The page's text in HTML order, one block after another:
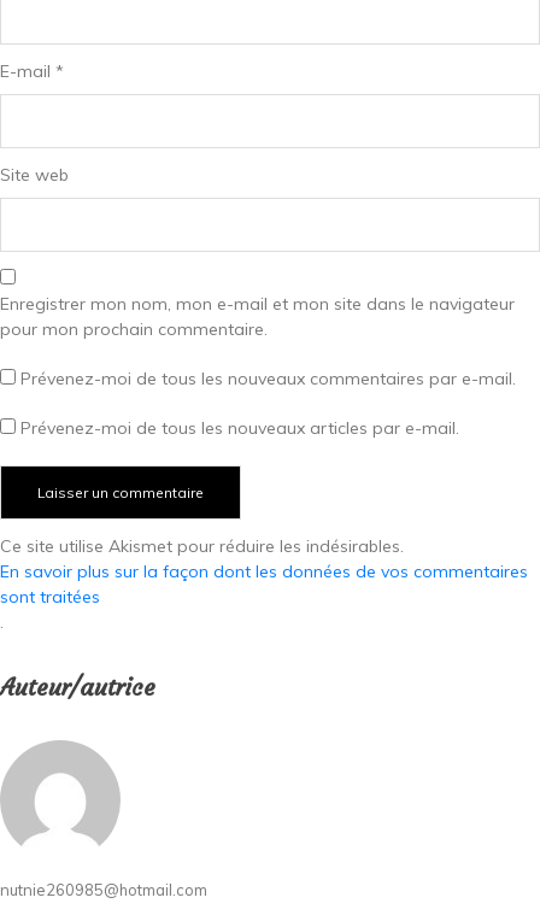
E-mail *
Site web
Enregistrer mon nom, mon e-mail et mon site dans le navigateur
pour mon prochain commentaire.
Prévenez-moi de tous les nouveaux commentaires par e-mail.
Prévenez-moi de tous les nouveaux articles par e-mail.
Ce site utilise Akismet pour réduire les indésirables.
En savoir plus sur la façon dont les données de vos commentaires
sont traitées
.
Auteur/autrice
nutnie260985@hotmail.com